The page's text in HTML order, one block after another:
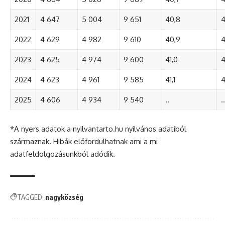
2021 4 647 5 004 9 651 40,8
2022 4 629 4 982 9 610 40,9
2023 4 625 4 974 9 600 41,0
2024 4 623 4 961 9 585 41,1
2025 4 606 4 934 9 540 .. ..
*A nyers adatok a nyilvantarto.hu nyilvános adatiból
származnak. Hibák előfordulhatnak ami a mi
adatfeldolgozásunkból adódik.
TAGGED: nagyközség